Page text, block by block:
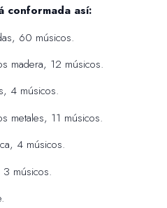
conformada así:
60 músicos.
madera, 12 músicos.
4 músicos.
metales, 11 músicos.
4 músicos.
músicos.